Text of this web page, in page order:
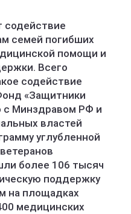
содействие
семей погибших
помощи и
Всего
содействие
«Защитники
с Минздравом РФ и
властей
углубленной
более 106 тысяч
поддержку
на площадках
медицинских